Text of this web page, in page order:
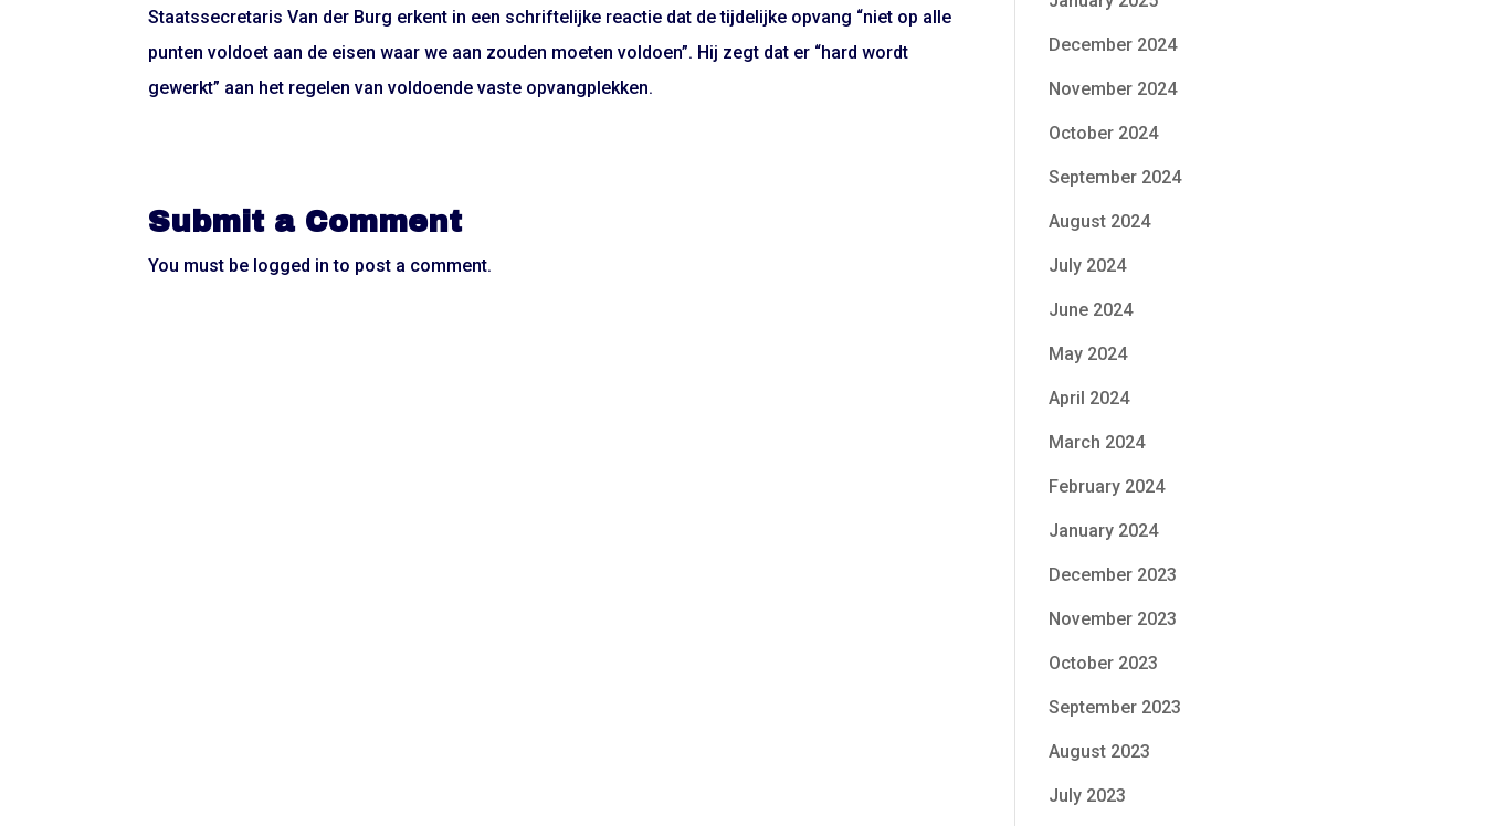
Staatssecretaris Van der Burg erkent in een schriftelijke reactie dat de tijdelijke opvang “niet op alle
punten voldoet aan de eisen waar we aan zouden moeten voldoen”. Hij zegt dat er “hard wordt
gewerkt” aan het regelen van voldoende vaste opvangplekken.
Submit a Comment
You must be logged in to post a comment.
December 2024
November 2024
October 2024
September 2024
August 2024
July 2024
June 2024
May 2024
April 2024
March 2024
February 2024
January 2024
December 2023
November 2023
October 2023
September 2023
August 2023
July 2023